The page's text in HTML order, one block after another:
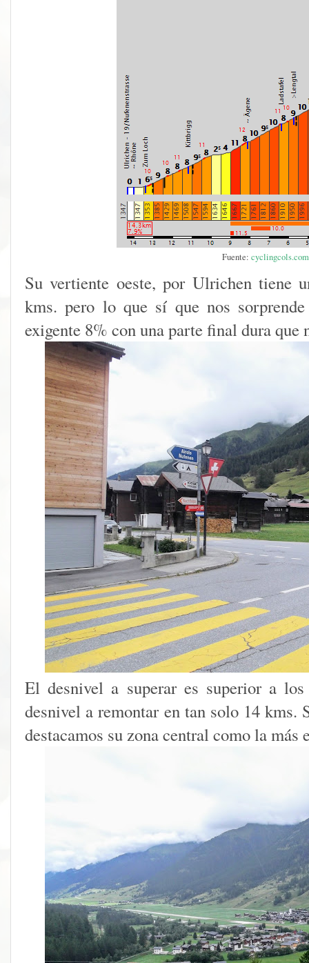
Fuente: cyclingcols.com
Su vertiente oeste, por Ulrichen tiene
kms. pero lo que sí que nos
exigente 8% con una parte final dura que
El desnivel a superar es superior a
desnivel a remontar en tan solo 14 kms.
destacamos su zona central como la más